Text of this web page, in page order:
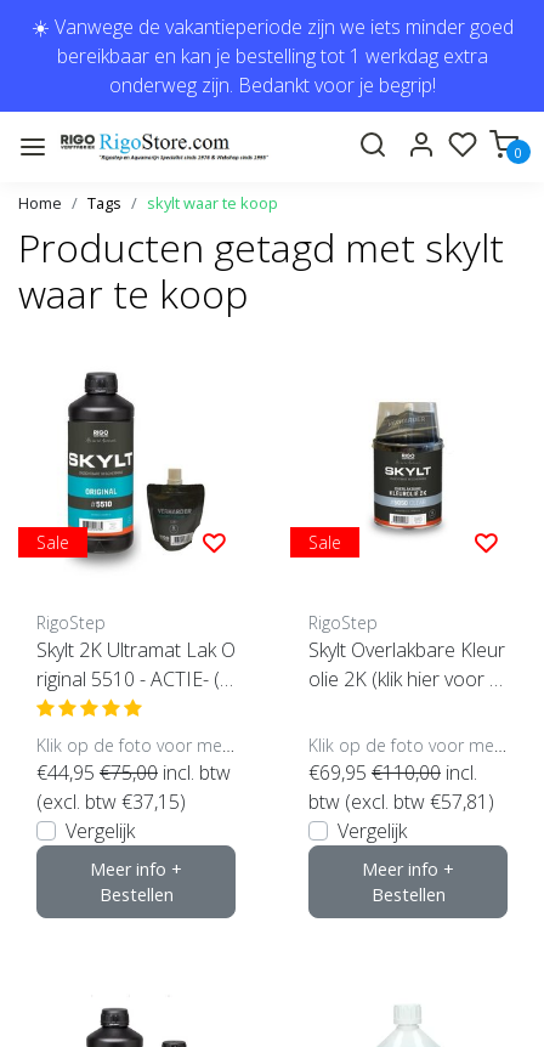
☀️ Vanwege de vakantieperiode zijn we iets minder goed
bereikbaar en kan je bestelling tot 1 werkdag extra
onderweg zijn. Bedankt voor je begrip!
0
Home Tags skylt waar te koop
Producten getagd met skylt
waar te koop
Sale
RigoStep
Skylt 2K Ultramat Lak O
riginal 5510 - ACTIE- (ki
es hier uw inhoud)
€44,95 €75,00 incl. btw
(excl. btw €37,15)
Vergelijk
Meer info +
Bestellen
Sale
RigoStep
Skylt Overlakbare Kleur
olie 2K (klik hier voor d
€69,95 €110,00 incl.
btw (excl. btw €57,81)
Vergelijk
Meer info +
Bestellen